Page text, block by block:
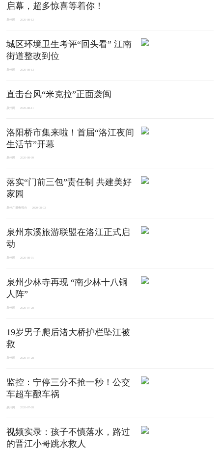
启幕，超多惊喜等着你！
泉州网 2020-08-12
城区环境卫生考评“回头看” 江南
街道整改到位
泉州网 2020-08-13
直击台风“米克拉”正面袭闽
泉州网 2020-08-11
洛阳桥市集来啦！首届“洛江夜间
生活节”开幕
泉州网 2020-08-09
落实“门前三包”责任制 共建美好
家园
泉州广播电视台 2020-08-03
泉州东溪旅游联盟在洛江正式启
动
泉州网 2020-08-01
泉州少林寺再现 “南少林十八铜
人阵”
泉州网 2020-07-28
19岁男子爬后渚大桥护栏坠江被
救
泉州网 2020-07-28
监控：宁停三分不抢一秒！公交
车超车酿车祸
泉州网 2020-07-28
视频实录：孩子不慎落水，路过
的晋江小哥跳水救人